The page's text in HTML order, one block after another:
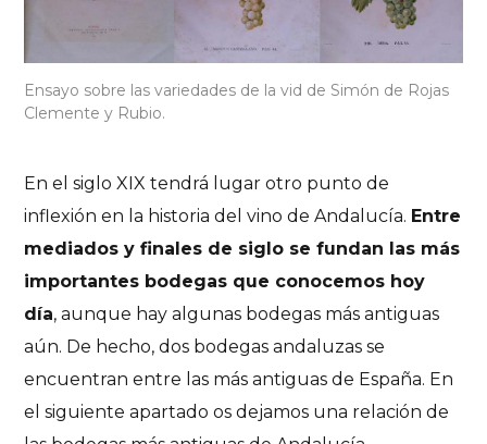
Ensayo sobre las variedades de la vid de Simón de Rojas
Clemente y Rubio.
En el siglo XIX tendrá lugar otro punto de
inflexión en la historia del vino de Andalucía. Entre
mediados y finales de siglo se fundan las más
importantes bodegas que conocemos hoy
día, aunque hay algunas bodegas más antiguas
aún. De hecho, dos bodegas andaluzas se
encuentran entre las más antiguas de España. En
el siguiente apartado os dejamos una relación de